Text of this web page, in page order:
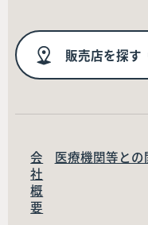
販売店を探す
会
社
概
要
医療機関等と